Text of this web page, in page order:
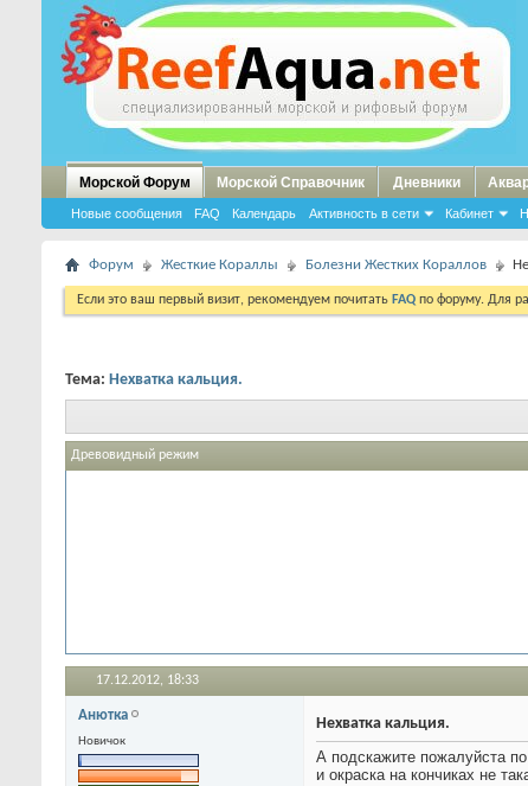
Морской Форум
Новые сообщения FAQ Календарь Активность в сети Кабинет
Морской Справочник Дневники
Форум Жесткие Кораллы Болезни Жестких Кораллов
Если это ваш первый визит, рекомендуем почитать FAQ по форуму. Для
Тема: Нехватка кальция.
Древовидный режим
17.12.2012, 18:33
Анютка
Новичок
Нехватка кальция.
А подскажите пожалуйста
и окраска на кончиках не